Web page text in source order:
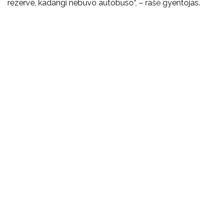
rezerve, kadangi nebuvo autobuso“, – rašė gyentojas.